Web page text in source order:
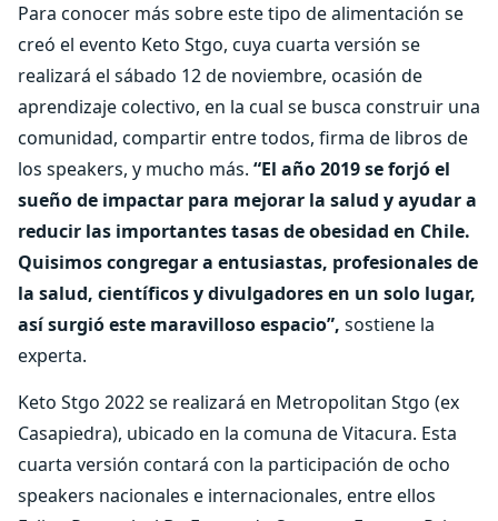
Para conocer más sobre este tipo de alimentación se
creó el evento Keto Stgo, cuya cuarta versión se
realizará el sábado 12 de noviembre, ocasión de
aprendizaje colectivo, en la cual se busca construir una
comunidad, compartir entre todos, firma de libros de
los speakers, y mucho más. “El año 2019 se forjó el
sueño de impactar para mejorar la salud y ayudar a
reducir las importantes tasas de obesidad en Chile.
Quisimos congregar a entusiastas, profesionales de
la salud, científicos y divulgadores en un solo lugar,
así surgió este maravilloso espacio”, sostiene la
experta.
Keto Stgo 2022 se realizará en Metropolitan Stgo (ex
Casapiedra), ubicado en la comuna de Vitacura. Esta
cuarta versión contará con la participación de ocho
speakers nacionales e internacionales, entre ellos